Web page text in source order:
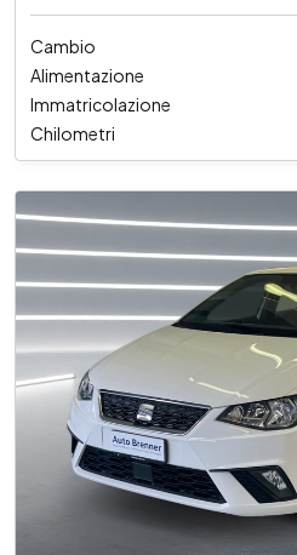
Cambio
Alimentazione
Immatricolazione
Chilometri